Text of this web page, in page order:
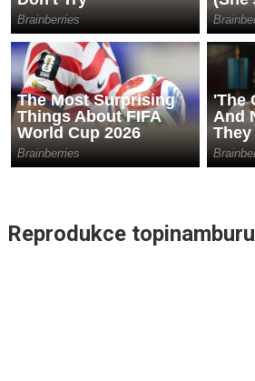
Reprodukce topinamburu